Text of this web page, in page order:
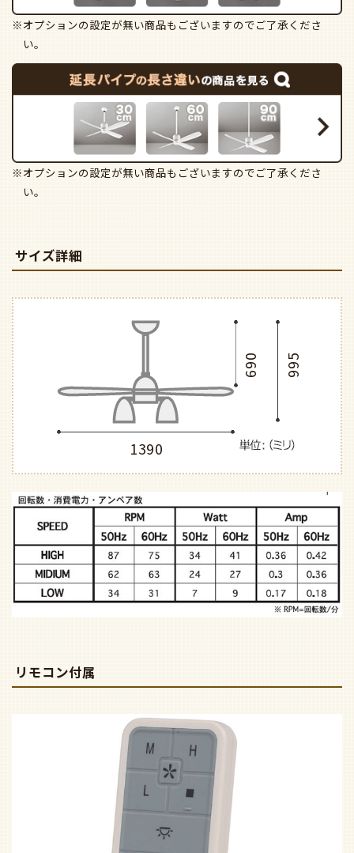
※オプションの設定が無い商品もございますのでご了承くださ
い。
※オプションの設定が無い商品もございますのでご了承くださ
い。
サイズ詳細
1390
995
690
リモコン付属